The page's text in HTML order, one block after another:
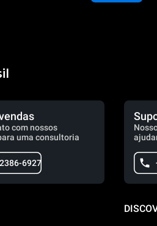
com nossos
uma consultoria
6927